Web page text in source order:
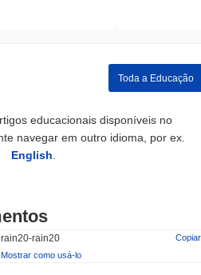
Toda a Educação
educacionais disponíveis no
navegar em outro idioma, por ex.
English.
rain20-rain20
Copiar
Mostrar como usá-lo